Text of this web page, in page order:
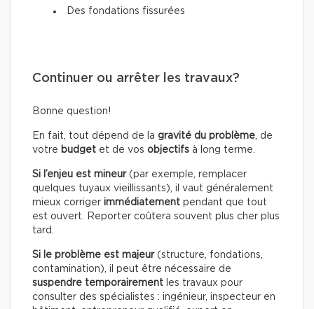
Des fondations fissurées
Continuer ou arrêter les travaux?
Bonne question!
En fait, tout dépend de la gravité du problème, de
votre budget et de vos objectifs à long terme.
Si l’enjeu est mineur(par exemple, remplacer
quelques tuyaux vieillissants), il vaut généralement
mieux corriger immédiatement pendant que tout
est ouvert. Reporter coûtera souvent plus cher plus
tard.
Si le problème est majeur(structure, fondations,
contamination), il peut être nécessaire de
suspendre temporairement les travaux pour
consulter des spécialistes : ingénieur, inspecteur en